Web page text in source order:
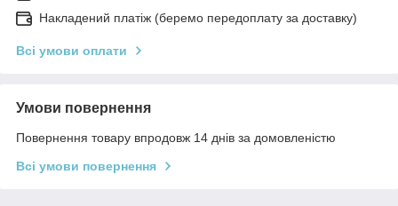
Накладений платіж (беремо передоплату за доставку)
Всі умови оплати
Умови повернення
Повернення товару впродовж 14 днів за домовленістю
Всі умови повернення